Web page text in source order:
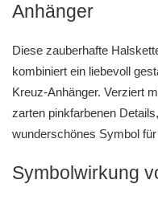
Anhänger
Diese zauberhafte
kombiniert ein liebevoll
Kreuz-Anhänger. Verziert
zarten pinkfarbenen
wunderschönes Symbol
Symbolwirkung